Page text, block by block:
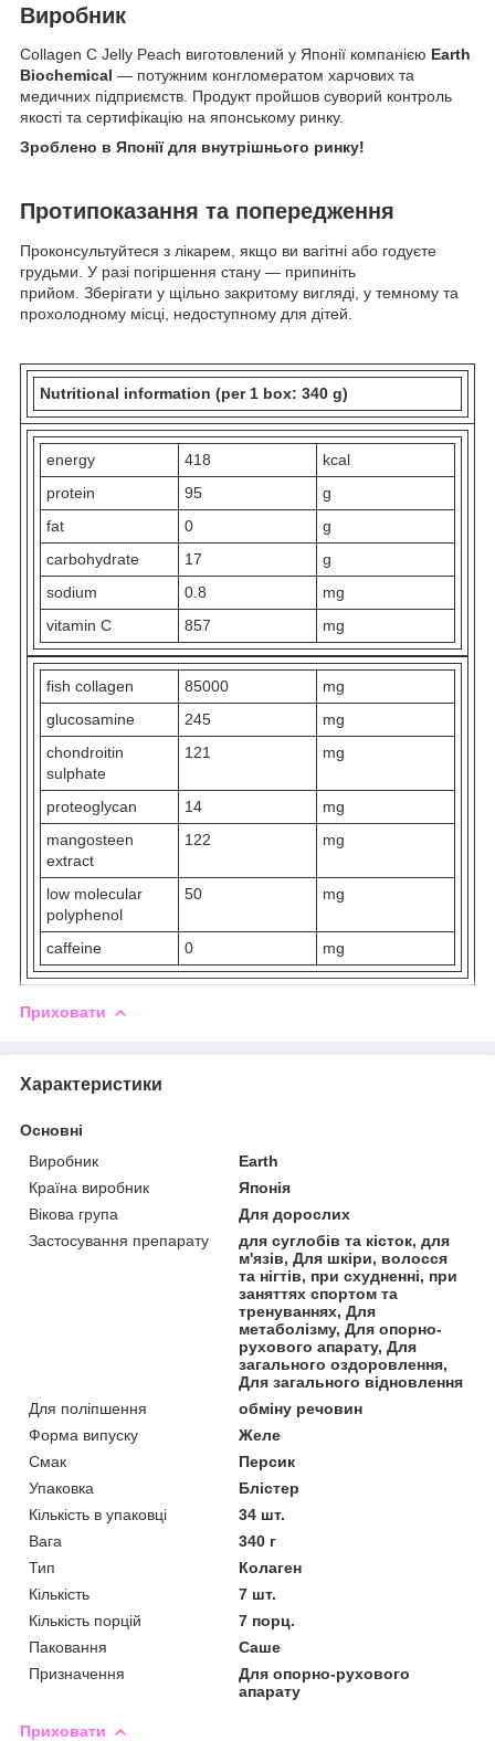
Виробник
Collagen C Jelly Peach виготовлений у Японії компанією Earth
Biochemical — потужним конгломератом харчових та
медичних підприємств. Продукт пройшов суворий контроль
якості та сертифікацію на японському ринку.
Зроблено в Японії для внутрішнього ринку!
Протипоказання та попередження
Проконсультуйтеся з лікарем, якщо ви вагітні або годуєте
грудьми. У разі погіршення стану — припиніть
прийом. Зберігати у щільно закритому вигляді, у темному та
прохолодному місці, недоступному для дітей.
Nutritional information (per 1 box: 340 g)
energy 418
kcal
protein
95
g
fat
0
g
carbohydrate
17
g
sodium
0.8
mg
vitamin C
857 mg
fish collagen 85000
mg
glucosamine
245
mg
chondroitin
sulphate
121 mg
proteoglycan 14
mg
mangosteen
extract
122 mg
low molecular
polyphenol
50 mg
caffeine 0 mg
Приховати
Характеристики
Основні
Виробник
Earth
Країна виробник
Японія
Вікова група
Для дорослих
Застосування препарату
для суглобів та кісток, для
м'язів, Для шкіри, волосся
та нігтів, при схудненні, при
заняттях спортом та
тренуваннях, Для
метаболізму, Для опорно-
рухового апарату, Для
загального оздоровлення,
Для загального відновлення
Для поліпшення
обміну речовин
Форма випуску
Желе
Смак
Персик
Упаковка
Блістер
Кількість в упаковці
34 шт.
Вага
340 г
Тип
Колаген
Кількість
7 шт.
Кількість порцій
7 порц.
Паковання
Саше
Призначення
Для опорно-рухового
апарату
Приховати